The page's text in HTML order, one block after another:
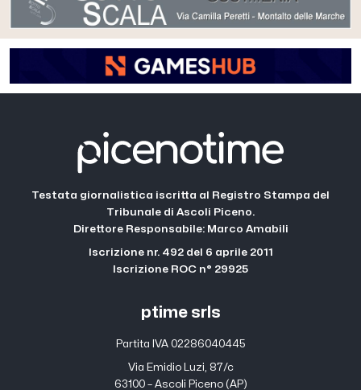
Testata giornalistica iscritta al Registro Stampa del
Tribunale di Ascoli Piceno.
Direttore Responsabile: Marco Amabili
Iscrizione nr. 492 del 6 aprile 2011
Iscrizione ROC n° 29925
ptime srls
Partita IVA 02286040445
Via Emidio Luzi, 87/c
63100 – Ascoli Piceno (AP)